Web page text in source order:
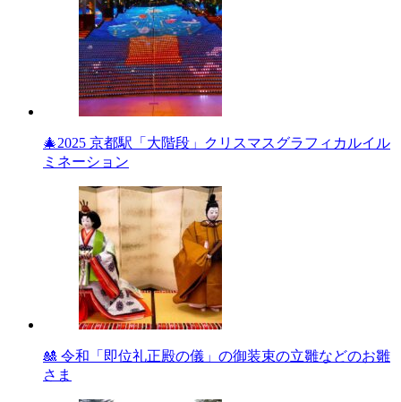
🎄2025 京都駅「大階段」クリスマスグラフィカルイル
ミネーション
🎎 令和「即位礼正殿の儀」の御装束の立雛などのお雛
さま